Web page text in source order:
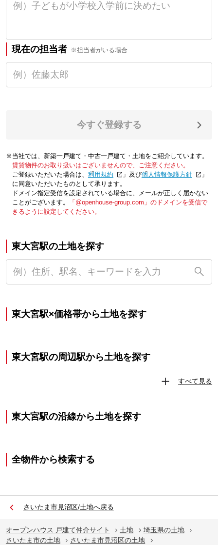
現在の担当者 ※担当者がいる場合
今すぐ登録する
※当社では、新築一戸建て・中古一戸建て・土地をご紹介しています。
賃貸物件のお取り扱いはございませんので、ご注意ください。
ご登録いただいた場合は、「利用規約 」及び「個人情報保護方針
」
に同意いただいたものとして承ります。
ドメイン指定受信を設定されている場合に、メールが正しく届かない
ことがございます。
「@openhouse-group.com」のドメインを受信で
きるように設定してください。
東大宮駅の土地を探す
東大宮駅×価格帯から土地を探す
東大宮駅の周辺駅から土地を探す
すべて見る
東大宮駅の沿線から土地を探す
全物件から検索する
さいたま市見沼区/土地へ戻る
オープンハウス 戸建て仲介サイト 土地
埼玉県の土地
さいたま市の土地
さいたま市見沼区の土地